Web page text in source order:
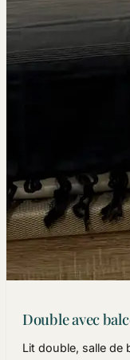
Double avec
Lit double, salle de